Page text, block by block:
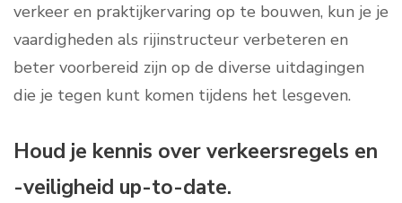
verkeer en praktijkervaring op te bouwen, kun je je
vaardigheden als rijinstructeur verbeteren en
beter voorbereid zijn op de diverse uitdagingen
die je tegen kunt komen tijdens het lesgeven.
Houd je kennis over verkeersregels en
-veiligheid up-to-date.